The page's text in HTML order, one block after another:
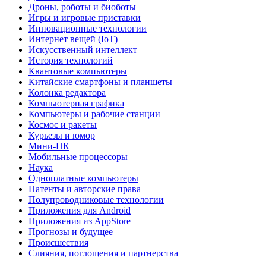
Дроны, роботы и биоботы
Игры и игровые приставки
Инновационные технологии
Интернет вещей (IoT)
Искусственный интеллект
История технологий
Квантовые компьютеры
Китайские смартфоны и планшеты
Колонка редактора
Компьютерная графика
Компьютеры и рабочие станции
Космос и ракеты
Курьезы и юмор
Мини-ПК
Мобильные процессоры
Наука
Одноплатные компьютеры
Патенты и авторские права
Полупроводниковые технологии
Приложения для Android
Приложения из AppStore
Прогнозы и будущее
Происшествия
Слияния, поглощения и партнерства